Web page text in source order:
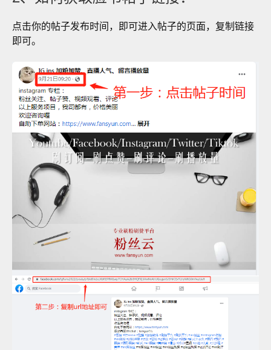
点击你的帖子发布时间，即可进入帖子的页面，复制链接
即可。